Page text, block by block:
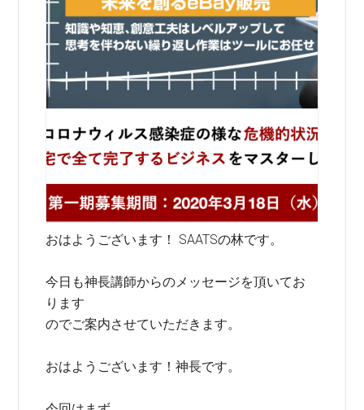
おはようございます！ SAATSの林です。
今日も神長講師からのメッセージを頂いてお
ります
のでご案内させていただきます。
おはようございます！神長です。